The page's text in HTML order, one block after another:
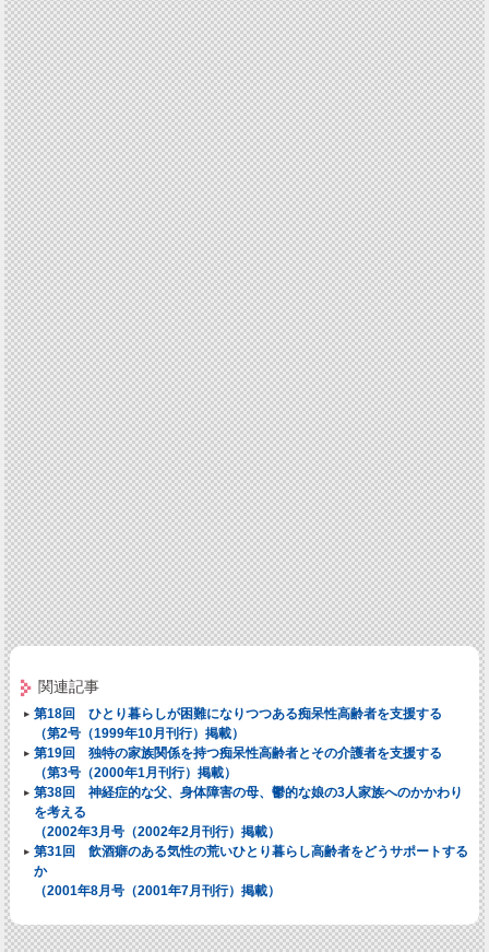
関連記事
第18回 ひとり暮らしが困難になりつつある痴呆性高齢者を支援する
（第2号（1999年10月刊行）掲載）
第19回 独特の家族関係を持つ痴呆性高齢者とその介護者を支援する
（第3号（2000年1月刊行）掲載）
第38回 神経症的な父、身体障害の母、鬱的な娘の3人家族へのかかわり
を考える
（2002年3月号（2002年2月刊行）掲載）
第31回 飲酒癖のある気性の荒いひとり暮らし高齢者をどうサポートする
か
（2001年8月号（2001年7月刊行）掲載）